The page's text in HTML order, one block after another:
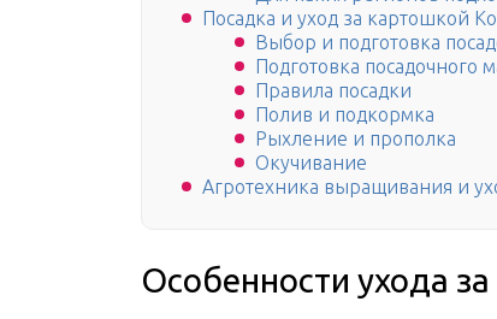
Посадка и уход за картошкой
Выбор и подготовка
Подготовка посадочного
Правила посадки
Полив и подкормка
Рыхление и прополка
Окучивание
Агротехника выращивания и
Особенности ухода